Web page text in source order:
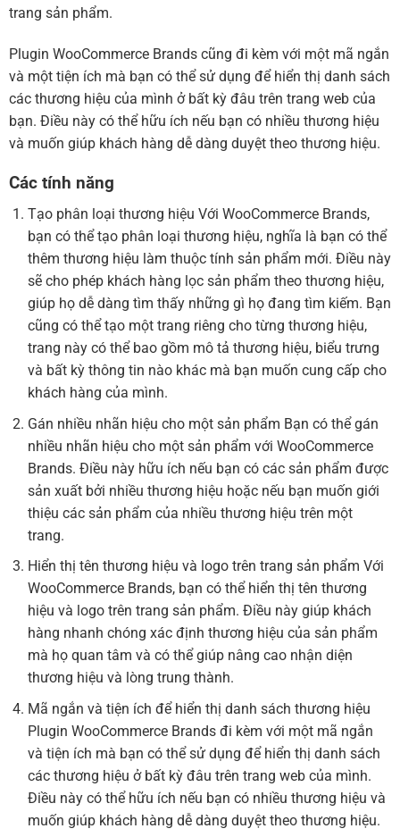
trang sản phẩm.
Plugin WooCommerce Brands cũng đi kèm với một mã ngắn
và một tiện ích mà bạn có thể sử dụng để hiển thị danh sách
các thương hiệu của mình ở bất kỳ đâu trên trang web của
bạn. Điều này có thể hữu ích nếu bạn có nhiều thương hiệu
và muốn giúp khách hàng dễ dàng duyệt theo thương hiệu.
Các tính năng
Tạo phân loại thương hiệu Với WooCommerce Brands,
bạn có thể tạo phân loại thương hiệu, nghĩa là bạn có thể
thêm thương hiệu làm thuộc tính sản phẩm mới. Điều này
sẽ cho phép khách hàng lọc sản phẩm theo thương hiệu,
giúp họ dễ dàng tìm thấy những gì họ đang tìm kiếm. Bạn
cũng có thể tạo một trang riêng cho từng thương hiệu,
trang này có thể bao gồm mô tả thương hiệu, biểu trưng
và bất kỳ thông tin nào khác mà bạn muốn cung cấp cho
khách hàng của mình.
Gán nhiều nhãn hiệu cho một sản phẩm Bạn có thể gán
nhiều nhãn hiệu cho một sản phẩm với WooCommerce
Brands. Điều này hữu ích nếu bạn có các sản phẩm được
sản xuất bởi nhiều thương hiệu hoặc nếu bạn muốn giới
thiệu các sản phẩm của nhiều thương hiệu trên một
trang.
Hiển thị tên thương hiệu và logo trên trang sản phẩm Với
WooCommerce Brands, bạn có thể hiển thị tên thương
hiệu và logo trên trang sản phẩm. Điều này giúp khách
hàng nhanh chóng xác định thương hiệu của sản phẩm
mà họ quan tâm và có thể giúp nâng cao nhận diện
thương hiệu và lòng trung thành.
Mã ngắn và tiện ích để hiển thị danh sách thương hiệu
Plugin WooCommerce Brands đi kèm với một mã ngắn
và tiện ích mà bạn có thể sử dụng để hiển thị danh sách
các thương hiệu ở bất kỳ đâu trên trang web của mình.
Điều này có thể hữu ích nếu bạn có nhiều thương hiệu và
muốn giúp khách hàng dễ dàng duyệt theo thương hiệu.